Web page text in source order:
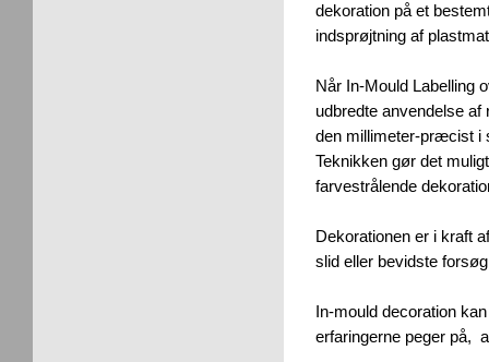
dekoration på et
indsprøjtning af
Når In-Mould Labelling
udbredte anvendelse
den millimeter-præcist i
Teknikken gør det
farvestrålende
Dekorationen er i kraft
slid eller bevidste
In-mould decoration
erfaringerne peger på,